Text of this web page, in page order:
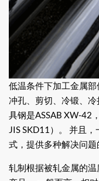
低温条件下加工金属部
冲孔、剪切、冷锻、
具钢是ASSAB XW-42
JIS SKD11）。 并且
式，提供多种解决问题
轧制根据被轧金属的